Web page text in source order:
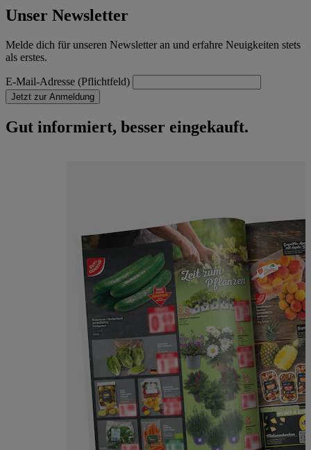
Unser Newsletter
Melde dich für unseren Newsletter an und erfahre Neuigkeiten stets
als erstes.
E-Mail-Adresse (Pflichtfeld)
Jetzt zur Anmeldung
Gut informiert, besser eingekauft.